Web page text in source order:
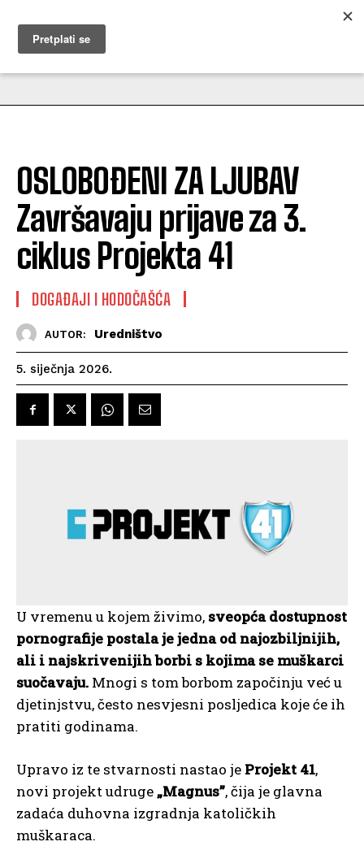
MUŽEVNI BUDITE
OSLOBOĐENI ZA LJUBAV
Završavaju prijave za 3.
ciklus Projekta 41
DOGAĐAJI I HODOČAŠĆA
AUTOR: Uredništvo
5. siječnja 2026.
U vremenu u kojem živimo, sveopća dostupnost
pornografije postala je jedna od najozbiljnijih,
ali i najskrivenijih borbi s kojima se muškarci
suočavaju. Mnogi s tom borbom započinju već u
djetinjstvu, često nesvjesni posljedica koje će ih
pratiti godinama.
Upravo iz te stvarnosti nastao je Projekt 41,
novi projekt udruge „Magnus”, čija je glavna
zadaća duhovna izgradnja katoličkih
muškaraca.